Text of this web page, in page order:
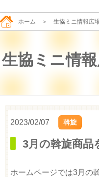
ホーム ＞ 生協ミニ情報広
生協ミニ情
2023/02/07 斡旋
3月の斡旋商品
ホームページでは3月の